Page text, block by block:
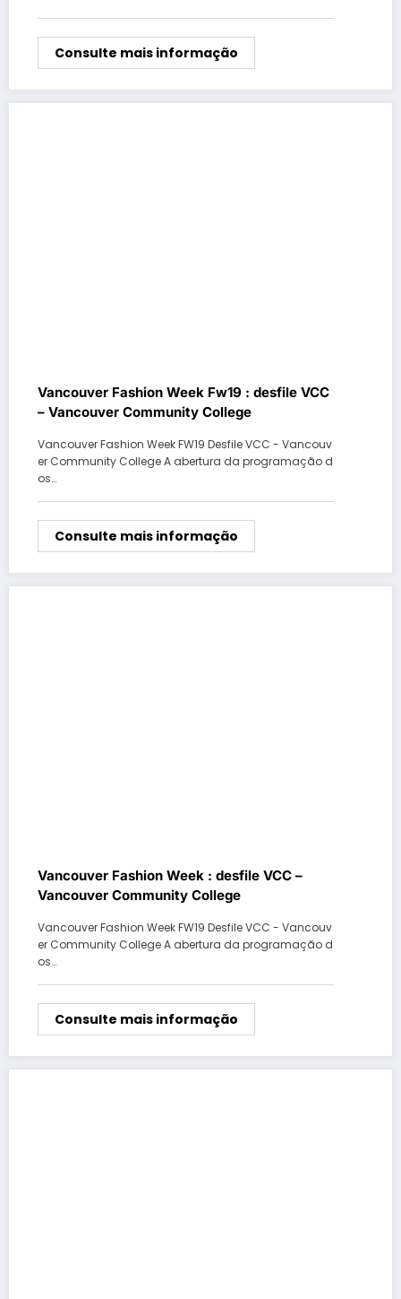
Consulte mais informação
Vancouver Fashion Week Fw19 : desfile VCC
– Vancouver Community College
Vancouver Fashion Week FW19 Desfile VCC - Vancouv
er Community College A abertura da programação d
os…
Consulte mais informação
Vancouver Fashion Week : desfile VCC –
Vancouver Community College
Vancouver Fashion Week FW19 Desfile VCC - Vancouv
er Community College A abertura da programação d
os…
Consulte mais informação